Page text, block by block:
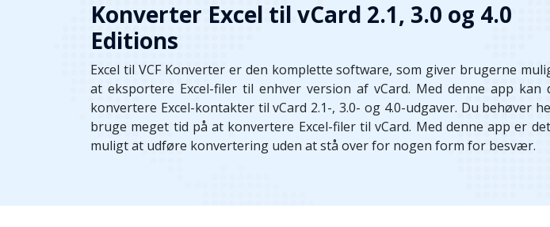
Konverter Excel til vCard 2.1, 3.0 og 4.0
Editions
Excel til VCF Konverter er den komplette software, som giver brugerne
at eksportere Excel-filer til enhver version af vCard. Med denne app kan
konvertere Excel-kontakter til vCard 2.1-, 3.0- og 4.0-udgaver. Du behøver
bruge meget tid på at konvertere Excel-filer til vCard. Med denne app er
muligt at udføre konvertering uden at stå over for nogen form for besvær.